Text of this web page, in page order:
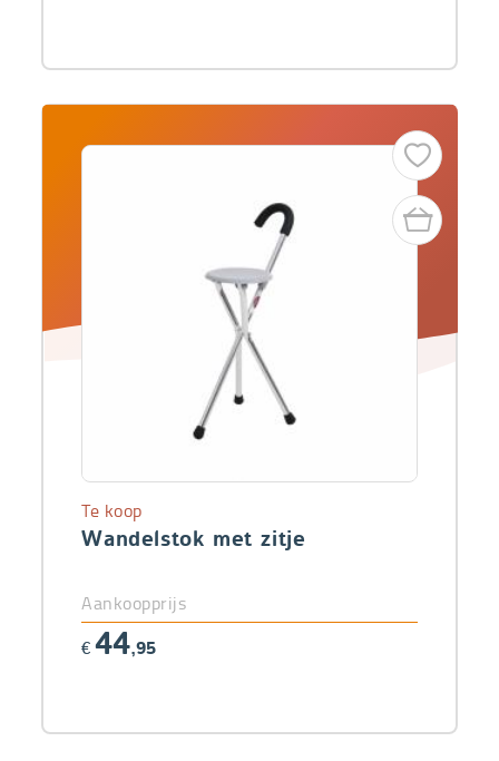
Wandelstok met zitje
Te koop
Aankoopprijs
€ 44,95